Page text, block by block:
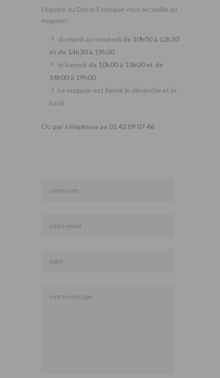
L’équipe du Décor Exotique vous accueille au
magasin :
du mardi au vendredi de 10h00 à 12h30
et de 14h30 à 19h00
le Samedi de 10h00 à 13h00 et de
14h00 à 19h00
Le magasin est fermé le dimanche et le
lundi
Ou par téléphone au 01 42 09 07 46